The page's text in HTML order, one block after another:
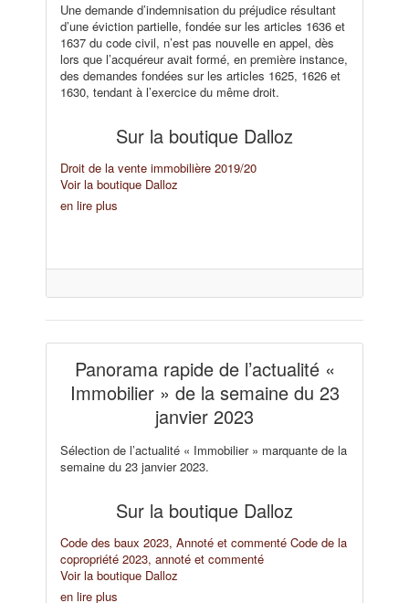
Une demande d’indemnisation du préjudice résultant
d’une éviction partielle, fondée sur les articles 1636 et
1637 du code civil, n’est pas nouvelle en appel, dès
lors que l’acquéreur avait formé, en première instance,
des demandes fondées sur les articles 1625, 1626 et
1630, tendant à l’exercice du même droit.
Sur la boutique Dalloz
Droit de la vente immobilière 2019/20
Voir la boutique Dalloz
en lire plus
Panorama rapide de l’actualité «
Immobilier » de la semaine du 23
janvier 2023
Sélection de l’actualité « Immobilier » marquante de la
semaine du 23 janvier 2023.
Sur la boutique Dalloz
Code des baux 2023, Annoté et commenté Code de la
copropriété 2023, annoté et commenté
Voir la boutique Dalloz
en lire plus